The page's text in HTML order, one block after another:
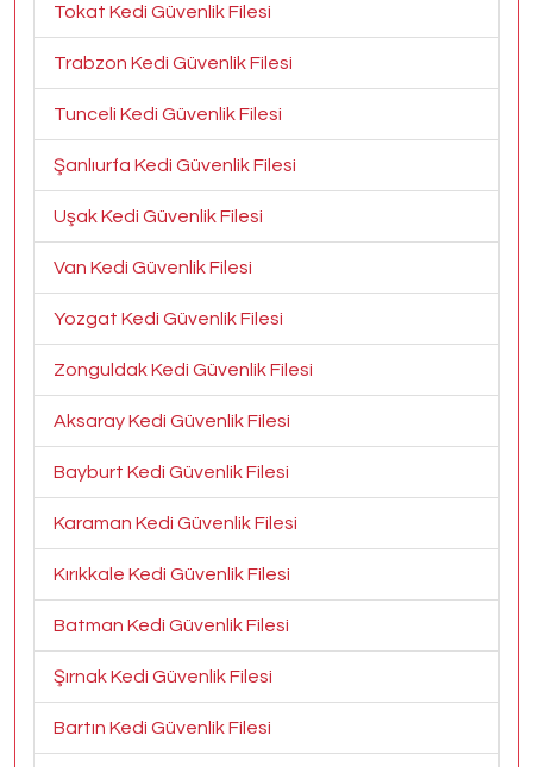
Tokat Kedi Güvenlik Filesi
Trabzon Kedi Güvenlik Filesi
Tunceli Kedi Güvenlik Filesi
Şanlıurfa Kedi Güvenlik Filesi
Uşak Kedi Güvenlik Filesi
Van Kedi Güvenlik Filesi
Yozgat Kedi Güvenlik Filesi
Zonguldak Kedi Güvenlik Filesi
Aksaray Kedi Güvenlik Filesi
Bayburt Kedi Güvenlik Filesi
Karaman Kedi Güvenlik Filesi
Kırıkkale Kedi Güvenlik Filesi
Batman Kedi Güvenlik Filesi
Şırnak Kedi Güvenlik Filesi
Bartın Kedi Güvenlik Filesi